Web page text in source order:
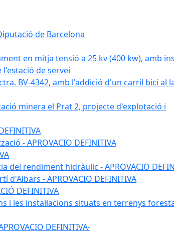
de Barcelona
en mitja tensió a 25 kv (400 kw), amb
de servei
BV-4342, amb l'addició d'un carril bici al
minera el Prat 2, projecte d'explotació i
- APROVACIO DEFINITIVA
rendiment hidràulic - APROVACIO
- APROVACIO DEFINITIVA
DEFINITIVA
i les instal·lacions situats en terrenys
DEFINITIVA-